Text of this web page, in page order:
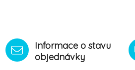
Informace o stavu
objednávky